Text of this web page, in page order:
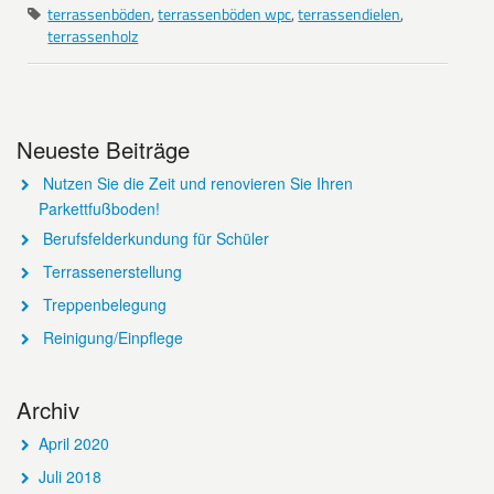
terrassenböden,terrassenböden wpc,terrassendielen,
terrassenholz
Neueste Beiträge
Nutzen Sie die Zeit und renovieren Sie Ihren
Parkettfußboden!
Berufsfelderkundung für Schüler
Terrassenerstellung
Treppenbelegung
Reinigung/Einpflege
Archiv
April 2020
Juli 2018